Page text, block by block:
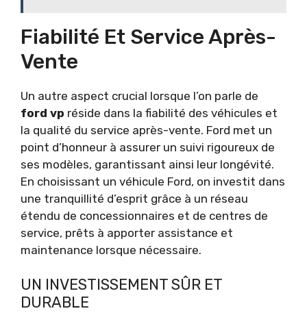
Fiabilité Et Service Après-
Vente
Un autre aspect crucial lorsque l’on parle de
ford vp réside dans la fiabilité des véhicules et
la qualité du service après-vente. Ford met un
point d’honneur à assurer un suivi rigoureux de
ses modèles, garantissant ainsi leur longévité.
En choisissant un véhicule Ford, on investit dans
une tranquillité d’esprit grâce à un réseau
étendu de concessionnaires et de centres de
service, prêts à apporter assistance et
maintenance lorsque nécessaire.
UN INVESTISSEMENT SÛR ET
DURABLE